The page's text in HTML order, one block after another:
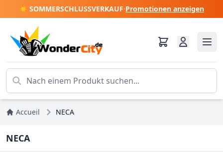
☀️ SOMMERSCHLUSSVERKAUF·Promotionen anzeigen
Accueil NECA
NECA